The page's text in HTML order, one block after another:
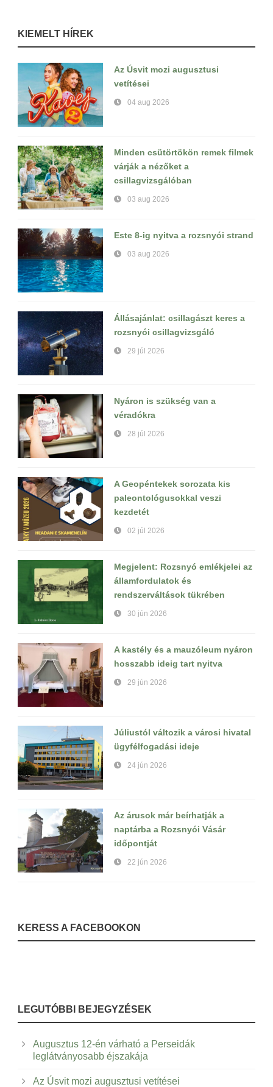
KIEMELT HÍREK
Az Úsvit mozi augusztusi
vetítései
04 aug 2026
Minden csütörtökön remek filmek
várják a nézőket a
csillagvizsgálóban
03 aug 2026
Este 8-ig nyitva a rozsnyói strand
03 aug 2026
Állásajánlat: csillagászt keres a
rozsnyói csillagvizsgáló
29 júl 2026
Nyáron is szükség van a
véradókra
28 júl 2026
A Geopéntekek sorozata kis
paleontológusokkal veszi
kezdetét
02 júl 2026
Megjelent: Rozsnyó emlékjelei az
államfordulatok és
rendszerváltások tükrében
30 jún 2026
A kastély és a mauzóleum nyáron
hosszabb ideig tart nyitva
29 jún 2026
Júliustól változik a városi hivatal
ügyfélfogadási ideje
24 jún 2026
Az árusok már beírhatják a
naptárba a Rozsnyói Vásár
időpontját
22 jún 2026
KERESS A FACEBOOKON
LEGUTÓBBI BEJEGYZÉSEK
Augusztus 12-én várható a Perseidák
leglátványosabb éjszakája
Az Úsvit mozi augusztusi vetítései